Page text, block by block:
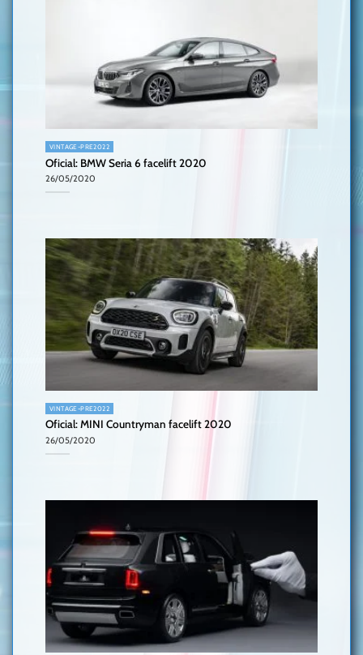
VINTAGE-PRE2022
Oficial: BMW Seria 6 facelift 2020
26/05/2020
VINTAGE-PRE2022
Oficial: MINI Countryman facelift 2020
26/05/2020